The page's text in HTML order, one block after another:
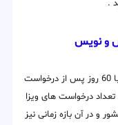
.
و نویس
درخواست ویزا کاری سنت کیتس و نویس تقریبا 60 روز پس از درخواست
درخواست های ویزا
و در آن بازه زمانی نیز